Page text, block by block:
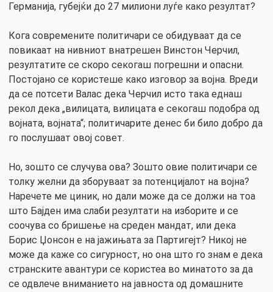
Германија, губејќи до 27 милиони луѓе како резултат?
Кога современите политичари се обидуваат да се
повикаат на нивниот внатрешен Винстон Черчил,
резултатите се скоро секогаш погрешни и опасни.
Постојано се користеше како изговор за војна. Вреди
да се потсети Валас дека Черчил исто така еднаш
рекол дека „вилицата, вилицата е секогаш подобра од
војната, војната“; политичарите денес би било добро да
го послушаат овој совет.
Но, зошто се случува ова? Зошто овие политичари се
толку желни да зборуваат за потенцијалот на војна?
Наречете ме циник, но дали може да се должи на тоа
што Бајден има слаби резултати на изборите и се
соочува со бришење на среден мандат, или дека
Борис Џонсон е на јажињата за Партигејт? Никој не
може да каже со сигурност, но она што го знам е дека
странските авантури се користеа во минатото за да
се одвлече вниманието на јавноста од домашните